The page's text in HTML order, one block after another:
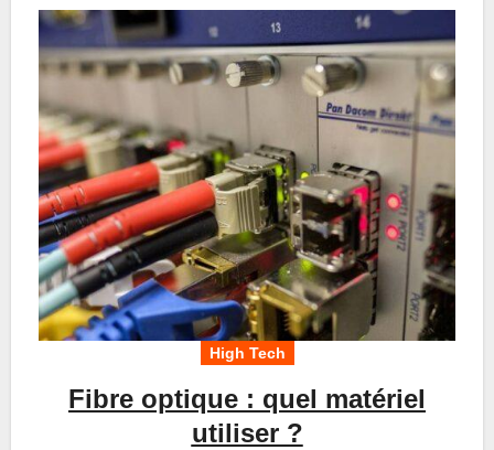
High Tech
Fibre optique : quel matériel
utiliser ?